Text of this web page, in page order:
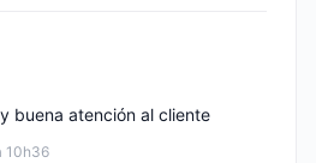
10h36
buena atención al cliente